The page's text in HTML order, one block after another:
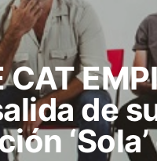
CAT
de